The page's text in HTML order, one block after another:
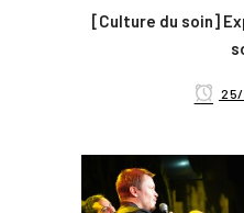
[Culture du soin]